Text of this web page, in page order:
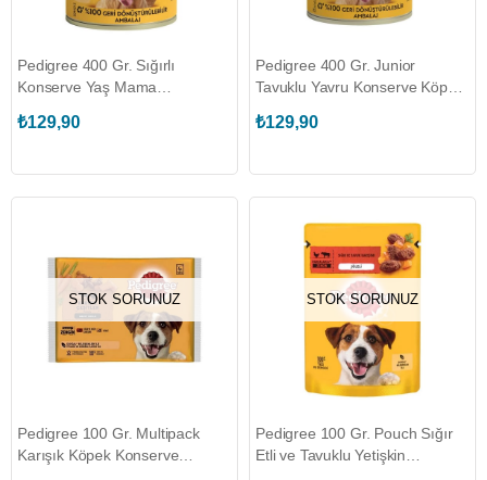
Pedigree 400 Gr. Sığırlı
Konserve Yaş Mama
₺129,90
Pedigree 400 Gr. Junior
Tavuklu Yavru Konserve Köpek
₺129,90
STOK SORUNUZ
Pedigree 100 Gr. Multipack
Karışık Köpek Konserve
STOK SORUNUZ
Pedigree 100 Gr. Pouch Sığır
Etli ve Tavuklu Yetişkin